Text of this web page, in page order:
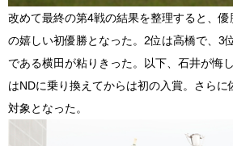
改めて最終の第4戦の結果を整理すると、
の嬉しい初優勝となった。2位は高橋で、3
である横田が粘りきった。以下、石井が悔
はNDに乗り換えてからは初の入賞。さら
対象となった。